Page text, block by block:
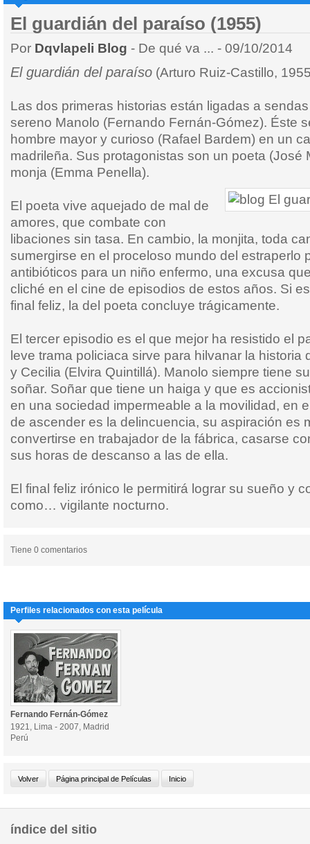
El guardián del paraíso (1955)
Por Dqvlapeli Blog - De qué va ... - 09/10/2014
El guardián del paraíso (Arturo Ruiz-Castillo,
Las dos primeras historias están ligadas a
sereno Manolo (Fernando Fernán-Gómez). Éste
hombre mayor y curioso (Rafael Bardem) en un
madrileña. Sus protagonistas son un poeta (José
monja (Emma Penella).
El poeta vive aquejado de mal de
amores, que combate con
libaciones sin tasa. En cambio, la monjita, toda
sumergirse en el proceloso mundo del estraperlo
antibióticos para un niño enfermo, una excusa
cliché en el cine de episodios de estos años. Si
final feliz, la del poeta concluye trágicamente.
El tercer episodio es el que mejor ha resistido el
leve trama policiaca sirve para hilvanar la historia
y Cecilia (Elvira Quintillá). Manolo siempre tiene
soñar. Soñar que tiene un haiga y que es
en una sociedad impermeable a la movilidad, en
de ascender es la delincuencia, su aspiración es
convertirse en trabajador de la fábrica, casarse
sus horas de descanso a las de ella.
El final feliz irónico le permitirá lograr su sueño y
como… vigilante nocturno.
Tiene 0 comentarios
Perfiles relacionados con esta película
Fernando Fernán-Gómez
1921, Lima - 2007, Madrid
Perú
índice del sitio